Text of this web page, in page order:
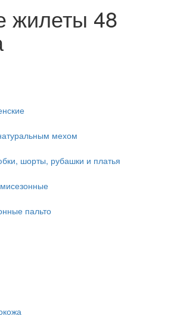
жилеты 48
мехом
шорты, рубашки и платья
пальто